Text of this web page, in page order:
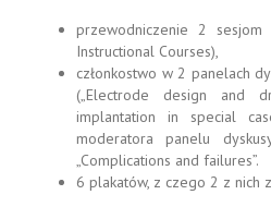
przewodniczenie 2 sesjom
Instructional Courses),
członkostwo w 2 panelach
(„Electrode design and
implantation in special
moderatora panelu
„Complications and failures”.
6 plakatów, z czego 2 z nich